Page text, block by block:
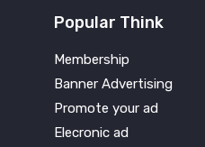
Popular Think
Membership
Banner Advertising
Promote your ad
Elecronic ad